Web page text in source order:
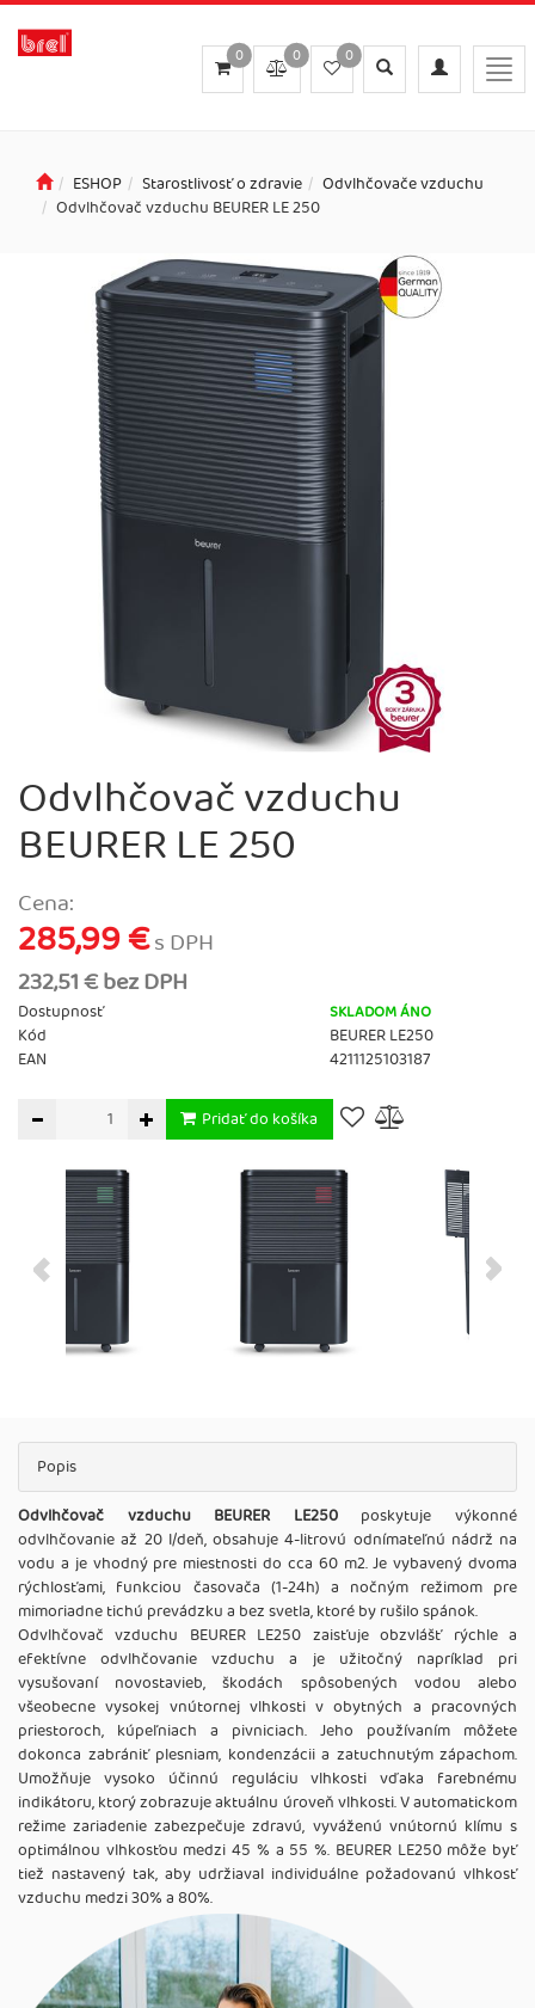
Toggle
navigation
Toggle
search
0
0
0
ESHOP Starostlivosť o zdravie
Odvlhčovače vzduchu
Odvlhčovač vzduchu BEURER LE 250
Odvlhčovač vzduchu
BEURER LE 250
Cena:
285,99 €s DPH
232,51 € bez DPH
Dostupnosť SKLADOM ÁNO
Kód
BEURER LE250
EAN
4211125103187
Pridať do košíka
Popis
Odvlhčovač vzduchu BEURER LE250poskytuje výkonné
odvlhčovanie až 20 l/deň, obsahuje 4-litrovú odnímateľnú nádrž na
vodu a je vhodný pre miestnosti do cca 60 m2. Je vybavený dvoma
rýchlosťami, funkciou časovača (1-24h) a nočným režimom pre
mimoriadne tichú prevádzku a bez svetla, ktoré by rušilo spánok.
Odvlhčovač vzduchu BEURER LE250 zaisťuje obzvlášť rýchle a
efektívne odvlhčovanie vzduchu a je užitočný napríklad pri
vysušovaní novostavieb, škodách spôsobených vodou alebo
všeobecne vysokej vnútornej vlhkosti v obytných a pracovných
priestoroch, kúpeľniach a pivniciach. Jeho používaním môžete
dokonca zabrániť plesniam, kondenzácii a zatuchnutým zápachom.
Umožňuje vysoko účinnú reguláciu vlhkosti vďaka farebnému
indikátoru, ktorý zobrazuje aktuálnu úroveň vlhkosti. V automatickom
režime zariadenie zabezpečuje zdravú, vyváženú vnútornú klímu s
optimálnou vlhkosťou medzi 45 % a 55 %. BEURER LE250 môže byť
tiež nastavený tak, aby udržiaval individuálne požadovanú vlhkosť
vzduchu medzi 30% a 80%.